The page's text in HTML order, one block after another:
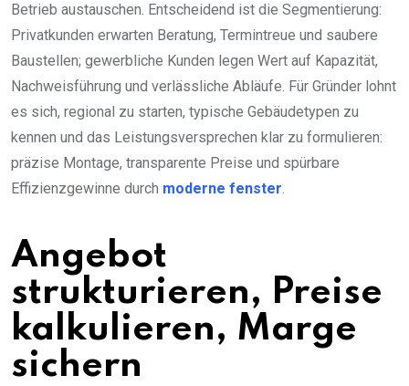
Betrieb austauschen. Entscheidend ist die Segmentierung:
Privatkunden erwarten Beratung, Termintreue und saubere
Baustellen; gewerbliche Kunden legen Wert auf Kapazität,
Nachweisführung und verlässliche Abläufe. Für Gründer lohnt
es sich, regional zu starten, typische Gebäudetypen zu
kennen und das Leistungsversprechen klar zu formulieren:
präzise Montage, transparente Preise und spürbare
Effizienzgewinne durch moderne fenster.
Angebot
strukturieren, Preise
kalkulieren, Marge
sichern